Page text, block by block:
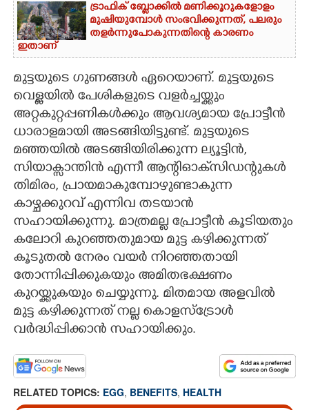
ട്രാഫിക് ബ്ലോക്കിൽ മണിക്കൂറുകളോളം
മുഷിയുമ്പോൾ സംഭവിക്കുന്നത്, പലരും
തളർന്നുപോകുന്നതിന്റെ കാരണം
ഇതാണ്
മുട്ടയുടെ ഗുണങ്ങൾ ഏറെയാണ്. മുട്ടയുടെ
വെള്ളയിൽ പേശികളുടെ വളർച്ചയ്ക്കും
അറ്റകുറ്റപ്പണികൾക്കും ആവശ്യമായ പ്രോട്ടീൻ
ധാരാളമായി അടങ്ങിയിട്ടുണ്ട്. മുട്ടയുടെ
മഞ്ഞയിൽ അടങ്ങിയിരിക്കുന്ന ല്യൂട്ടിൻ,
സിയാക്സാന്തിൻ എന്നീ ആന്റിഓക്‌സിഡന്റുകൾ
തിമിരം, പ്രായമാകുമ്പോഴുണ്ടാകുന്ന
കാഴ്ചക്കുറവ് എന്നിവ തടയാൻ
സഹായിക്കുന്നു. മാത്രമല്ല പ്രോട്ടീൻ കൂടിയതും
കലോറി കുറഞ്ഞതുമായ മുട്ട കഴിക്കുന്നത്
കൂടുതൽ നേരം വയർ നിറഞ്ഞതായി
തോന്നിപ്പിക്കുകയും അമിതഭക്ഷണം
കുറയ്ക്കുകയും ചെയ്യുന്നു. മിതമായ അളവിൽ
മുട്ട കഴിക്കുന്നത് നല്ല കൊളസ്ട്രോൾ
വർദ്ധിപ്പിക്കാൻ സഹായിക്കും.
RELATED TOPICS: EGG, BENEFITS, HEALTH